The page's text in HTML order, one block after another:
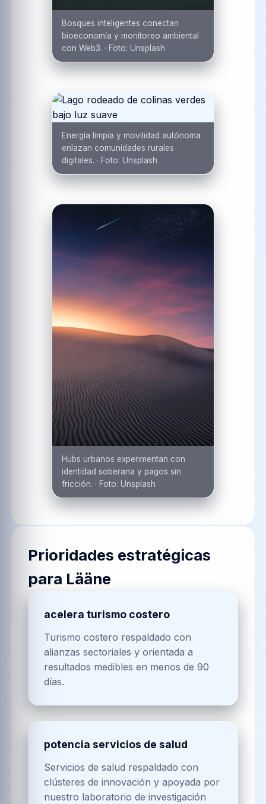
Bosques inteligentes conectan
bioeconomía y monitoreo ambiental
con Web3. · Foto: Unsplash
Energía limpia y movilidad autónoma
enlazan comunidades rurales
digitales. · Foto: Unsplash
Hubs urbanos experimentan con
identidad soberana y pagos sin
fricción. · Foto: Unsplash
Prioridades estratégicas
para Lääne
acelera turismo costero
Turismo costero respaldado con
alianzas sectoriales y orientada a
resultados medibles en menos de 90
días.
potencia servicios de salud
Servicios de salud respaldado con
clústeres de innovación y apoyada por
nuestro laboratorio de investigación